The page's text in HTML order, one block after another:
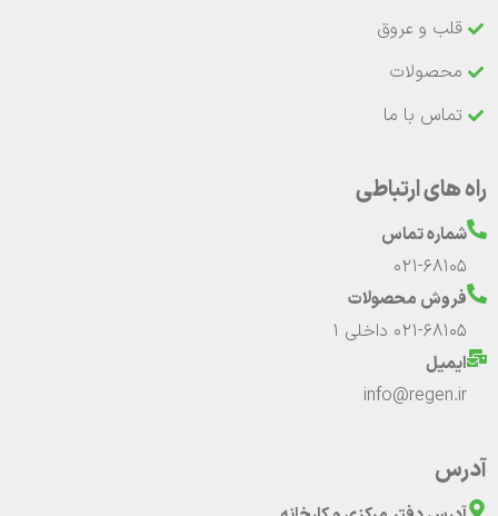
قلب و عروق
محصولات
تماس با ما
راه های ارتباطی
شماره تماس
021-68105
فروش محصولات
021-68105 داخلی 1
ایمیل
info@regen.ir
آدرس